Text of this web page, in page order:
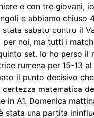
e con tre giovani,
e abbiamo chiuso
stata sabato contro il
per noi, ma tutti i
set. Io ho perso il
rumena per 15-13 al
il punto decisivo
certezza matematica
in A1. Domenica
stata una partita